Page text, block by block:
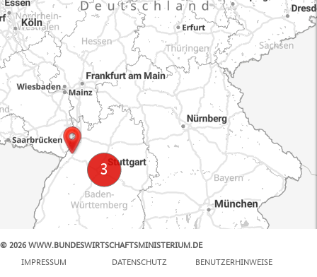
© 2026 WWW.BUNDESWIRTSCHAFTSMINISTERIUM.DE
IMPRESSUM
DATENSCHUTZ BENUTZERHINWEISE